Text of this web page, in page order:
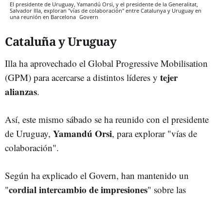
El presidente de Uruguay, Yamandú Orsi, y el presidente de la Generalitat,
Salvador Illa, exploran "vías de colaboración" entre Catalunya y Uruguay en
una reunión en Barcelona Govern
Cataluña y Uruguay
Illa ha aprovechado el Global Progressive Mobilisation
(GPM) para acercarse a distintos líderes y tejer
alianzas.
Así, este mismo sábado se ha reunido con el presidente
de Uruguay, Yamandú Orsi, para explorar "vías de
colaboración".
Según ha explicado el Govern, han mantenido un
"cordial intercambio de impresiones" sobre las